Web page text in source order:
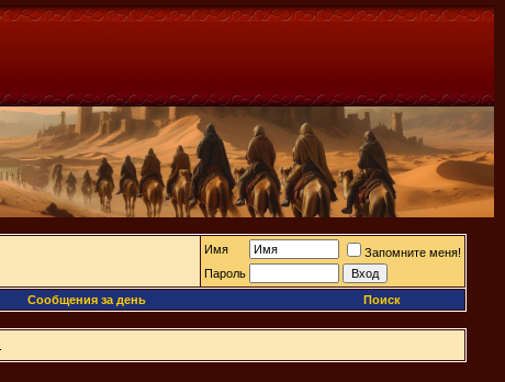
Имя
Запомните меня!
Пароль
Сообщения за день Поиск